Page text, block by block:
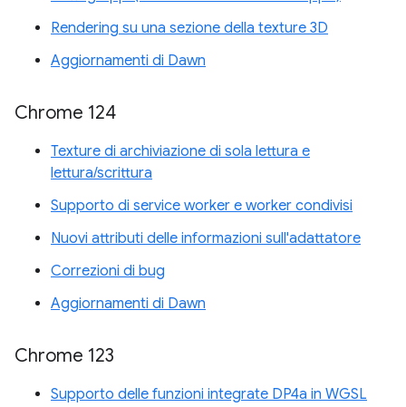
Rendering su una sezione della texture 3D
Aggiornamenti di Dawn
Chrome 124
Texture di archiviazione di sola lettura e
lettura/scrittura
Supporto di service worker e worker condivisi
Nuovi attributi delle informazioni sull'adattatore
Correzioni di bug
Aggiornamenti di Dawn
Chrome 123
Supporto delle funzioni integrate DP4a in WGSL